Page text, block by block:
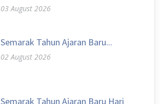
03 August 2026
Semarak Tahun Ajaran Baru...
02 August 2026
Semarak Tahun Ajaran Baru Hari